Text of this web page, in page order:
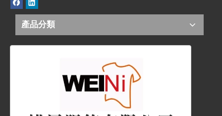
產品分類